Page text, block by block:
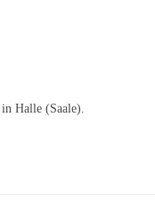
Halle (Saale).